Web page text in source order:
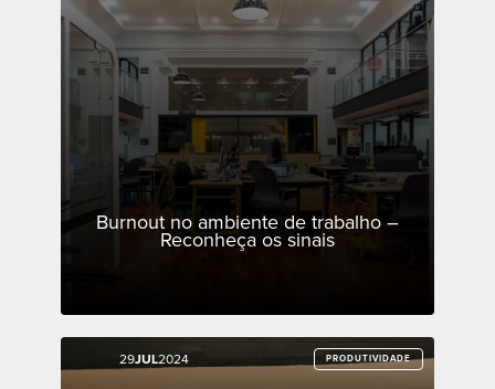
Burnout no ambiente de trabalho –
Reconheça os sinais
29JUL2024 PRODUTIVIDADE
29JUL2024 PRODUTIVIDADE